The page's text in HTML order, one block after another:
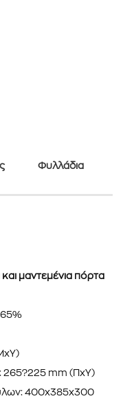
Φυλλάδια
μαντεμένια πόρτα
265?225 mm (ΠxΥ)
400x385x300